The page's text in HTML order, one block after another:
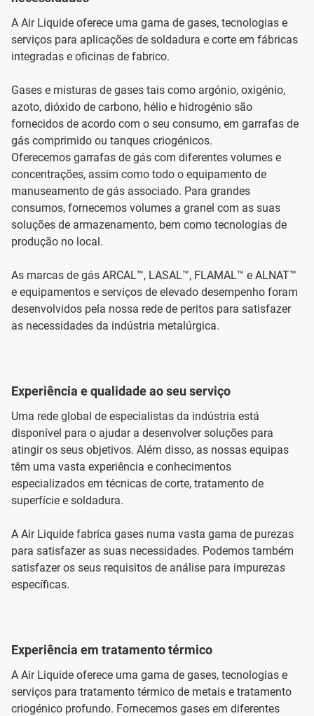
A Air Liquide oferece uma gama de gases, tecnologias e
serviços para aplicações de soldadura e corte em fábricas
integradas e oficinas de fabrico.
Gases e misturas de gases tais como argónio, oxigénio,
azoto, dióxido de carbono, hélio e hidrogénio são
fornecidos de acordo com o seu consumo, em garrafas de
gás comprimido ou tanques criogénicos.
Oferecemos garrafas de gás com diferentes volumes e
concentrações, assim como todo o equipamento de
manuseamento de gás associado. Para grandes
consumos, fornecemos volumes a granel com as suas
soluções de armazenamento, bem como tecnologias de
produção no local.
As marcas de gás ARCAL™, LASAL™, FLAMAL™ e ALNAT™
e equipamentos e serviços de elevado desempenho foram
desenvolvidos pela nossa rede de peritos para satisfazer
as necessidades da indústria metalúrgica.
Experiência e qualidade ao seu serviço
Uma rede global de especialistas da indústria está
disponível para o ajudar a desenvolver soluções para
atingir os seus objetivos. Além disso, as nossas equipas
têm uma vasta experiência e conhecimentos
especializados em técnicas de corte, tratamento de
superfície e soldadura.
A Air Liquide fabrica gases numa vasta gama de purezas
para satisfazer as suas necessidades. Podemos também
satisfazer os seus requisitos de análise para impurezas
específicas.
Experiência em tratamento térmico
A Air Liquide oferece uma gama de gases, tecnologias e
serviços para tratamento térmico de metais e tratamento
criogénico profundo. Fornecemos gases em diferentes